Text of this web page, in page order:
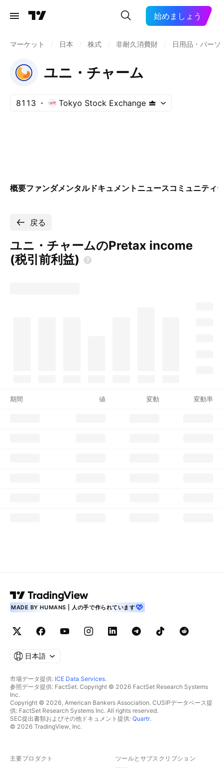
始めましょう
マーケット 日本 株式 非耐久消費財 日用品・パー
ユニ・チャーム
8113 Tokyo Stock Exchange
概要ファンダメンタルドキュメント ニュースコミュニティ
戻る
ユニ・チャームのPretax income
(税引前利益)
期間 値 変動 変動率
MADE BY HUMANS | 人の手で作られています
日本語
市場データ提供: ICE Data Services.
参照データ提供: FactSet. Copyright © 2026 FactSet Research Systems
Inc.
Copyright © 2026, American Bankers Association. CUSIPデータベース提
供: FactSet Research Systems Inc. All rights reserved.
SEC提出書類およびその他ドキュメント提供: Quartr.
© 2026 TradingView, Inc.
主要プロダクト ツールとサブスクリプション